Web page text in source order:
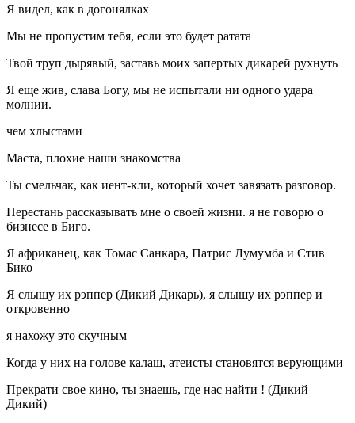
Я видел, как в догонялках
Мы не пропустим тебя, если это будет ратата
Твой труп дырявый, заставь моих запертых дикарей рухнуть
Я еще жив, слава Богу, мы не испытали ни одного удара
молнии.
чем хлыстами
Маста, плохие наши знакомства
Ты смельчак, как иент-кли, который хочет завязать разговор.
Перестань рассказывать мне о своей жизни. я не говорю о
бизнесе в Биго.
Я африканец, как Томас Санкара, Патрис Лумумба и Стив
Бико
Я слышу их рэппер (Дикий Дикарь), я слышу их рэппер и
откровенно
я нахожу это скучным
Когда у них на голове калаш, атеисты становятся верующими
Прекрати свое кино, ты знаешь, где нас найти ! (Дикий
Дикий)